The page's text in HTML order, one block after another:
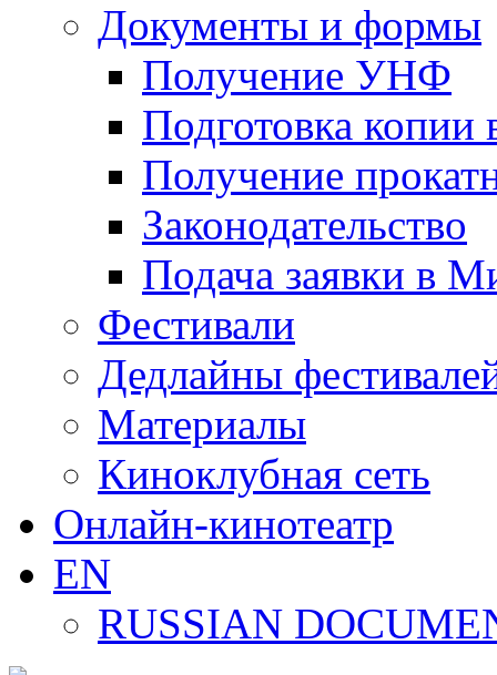
Документы и формы
Получение УНФ
Подготовка копии
Получение
Законодательство
Подача заявки в
Фестивали
Дедлайны
Материалы
Киноклубная сеть
Онлайн-кинотеатр
EN
RUSSIAN